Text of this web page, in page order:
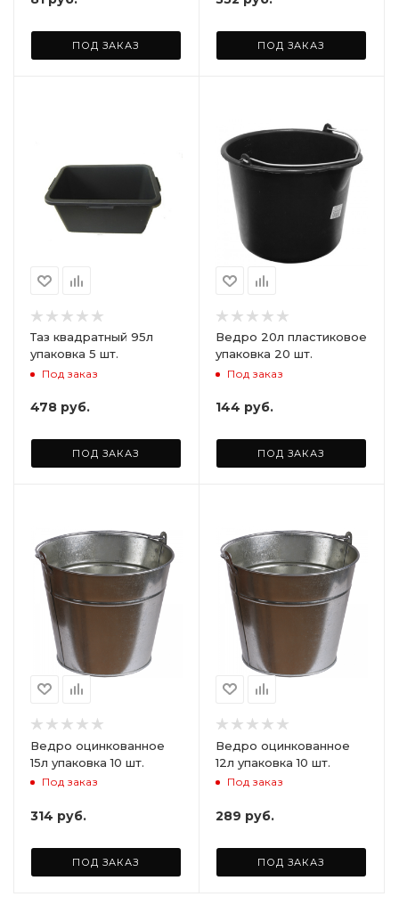
ПОД ЗАКАЗ ПОД ЗАКАЗ
Таз квадратный 95л
упаковка 5 шт.
Под заказ
478 руб.
ПОД ЗАКАЗ
Ведро 20л пластиковое
упаковка 20 шт.
Под заказ
144 руб.
ПОД ЗАКАЗ
Ведро оцинкованное
15л упаковка 10 шт.
Под заказ
314 руб.
ПОД ЗАКАЗ
Ведро оцинкованное
12л упаковка 10 шт.
Под заказ
289 руб.
ПОД ЗАКАЗ